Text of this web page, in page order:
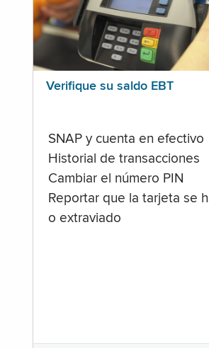
Verifique su saldo EBT
SNAP y cuenta en efectivo
Historial de transacciones
Cambiar el número PIN
Reportar que la tarjeta se
o extraviado